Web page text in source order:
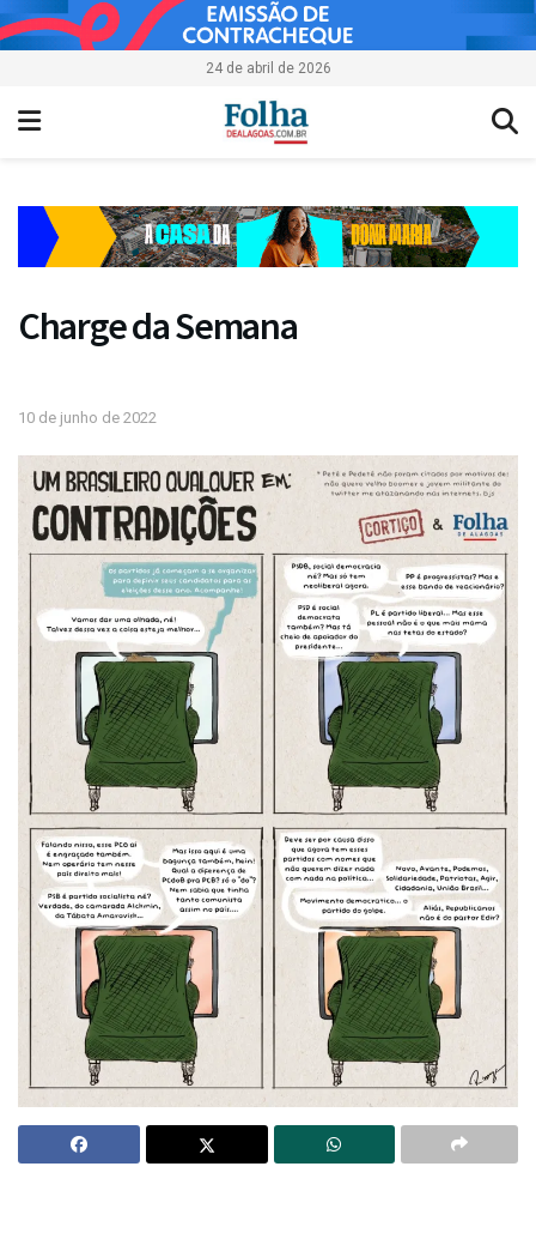
24 de abril de 2026
Charge da Semana
10 de junho de 2022